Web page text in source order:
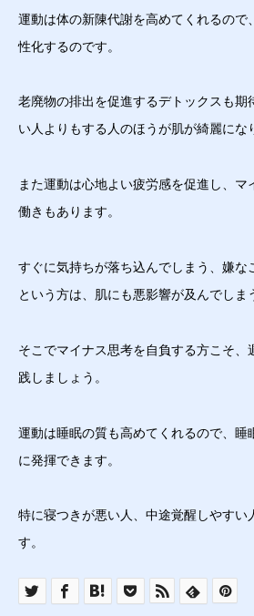
運動は体の新陳代謝を高めてくれるので
性化するのです。
老廃物の排出を促進するデトックスも期
い人よりもする人のほうが肌が綺麗にな
また運動は心地よい疲労感を促進し、マ
働きもあります。
すぐに気持ちが落ち込んでしまう、嫌な
という方は、肌にも悪影響が及んでしま
そこでマイナス思考を自負する方こそ、
践しましょう。
運動は睡眠の質も高めてくれるので、睡
に発揮できます。
特に寝つきが悪い人、中途覚醒しやすい
す。